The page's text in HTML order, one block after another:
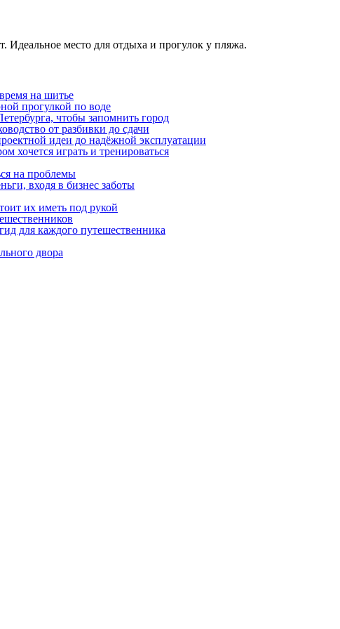
место для отдыха и прогулок у пляжа.
на шитье
прогулкой по воде
чтобы запомнить город
от разбивки до сдачи
идеи до надёжной эксплуатации
хочется играть и тренироваться
на проблемы
входя в бизнес заботы
их иметь под рукой
для каждого путешественника
двора